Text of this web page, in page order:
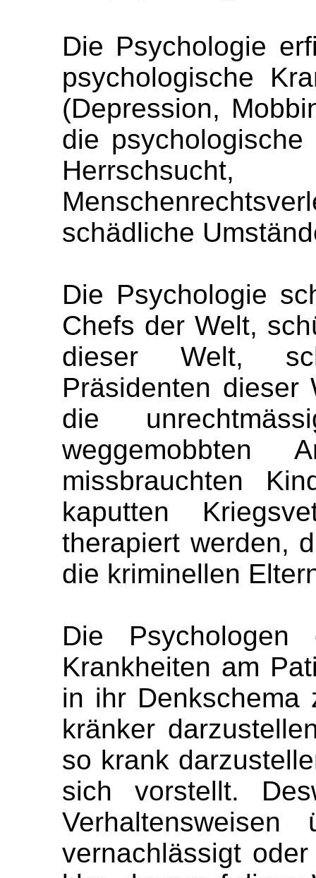
Die Psychologie
psychologische
(Depression,
die
Herrschsucht,
schädliche
Die Psychologie
Chefs der Welt,
dieser Welt,
Präsidenten
die
weggemobbten
missbrauchten
kaputten
therapiert werden,
die kriminellen
Die Psychologen
Krankheiten am
in ihr Denkschema
kränker
so krank
sich vorstellt.
vernachlässigt